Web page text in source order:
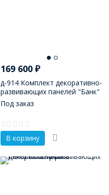
169 600₽
д-914 Комплект декоративно-
развивающих панелей "Банк"
Под заказ
В корзину